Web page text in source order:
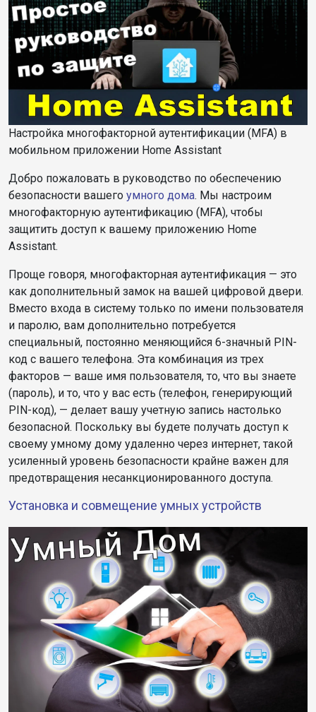
Настройка многофакторной аутентификации (MFA) в
мобильном приложении Home Assistant
Добро пожаловать в руководство по обеспечению
безопасности вашего умного дома. Мы настроим
многофакторную аутентификацию (MFA), чтобы
защитить доступ к вашему приложению Home
Assistant.
Проще говоря, многофакторная аутентификация — это
как дополнительный замок на вашей цифровой двери.
Вместо входа в систему только по имени пользователя
и паролю, вам дополнительно потребуется
специальный, постоянно меняющийся 6-значный PIN-
код с вашего телефона. Эта комбинация из трех
факторов — ваше имя пользователя, то, что вы знаете
(пароль), и то, что у вас есть (телефон, генерирующий
PIN-код), — делает вашу учетную запись настолько
безопасной. Поскольку вы будете получать доступ к
своему умному дому удаленно через интернет, такой
усиленный уровень безопасности крайне важен для
предотвращения несанкционированного доступа.
Установка и совмещение умных устройств